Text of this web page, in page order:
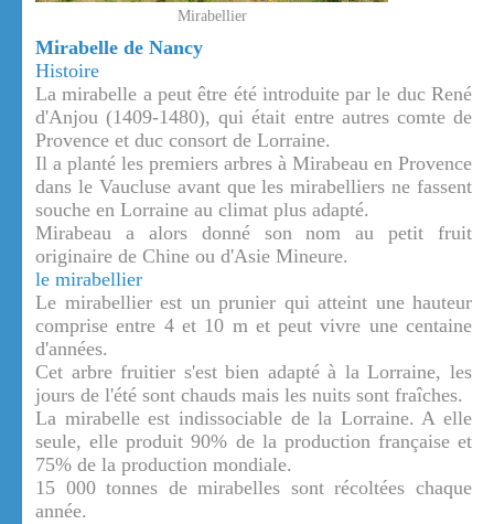
Mirabellier
Mirabelle de Nancy
Histoire
La mirabelle a peut être été introduite par le duc René
d'Anjou (1409-1480), qui était entre autres comte de
Provence et duc consort de Lorraine.
Il a planté les premiers arbres à Mirabeau en Provence
dans le Vaucluse avant que les mirabelliers ne fassent
souche en Lorraine au climat plus adapté.
Mirabeau a alors donné son nom au petit fruit
originaire de Chine ou d'Asie Mineure.
le mirabellier
Le mirabellier est un prunier qui atteint une hauteur
comprise entre 4 et 10 m et peut vivre une centaine
d'années.
Cet arbre fruitier s'est bien adapté à la Lorraine, les
jours de l'été sont chauds mais les nuits sont fraîches.
La mirabelle est indissociable de la Lorraine. A elle
seule, elle produit 90% de la production française et
75% de la production mondiale.
15 000 tonnes de mirabelles sont récoltées chaque
année.